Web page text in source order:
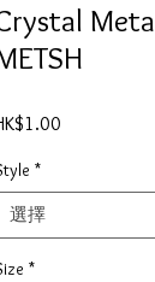
*
選擇
*